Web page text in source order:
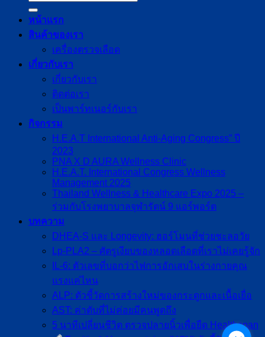
หน้าแรก
สินค้าของเรา
เครื่องตรวจเลือด
เกี่ยวกับเรา
เกี่ยวกับเรา
ติดต่อเรา
เป็นพาร์ทเนอร์กับเรา
กิจกรรม
H.E.A.T International Anti-Aging Congress” ปี
2023
PNA X D AURA Wellness Clinic
H.E.A.T. International Congress Wellness
Management 2025
Thailand Wellness & Healthcare Expo 2025 –
ร่วมกับโรงพยาบาลจุฬารัตน์ 9 แอร์พอร์ต
บทความ
DHEA-S และ Longevity: ฮอร์โมนที่ช่วยชะลอวัย
Lp-PLA2 – ศัตรูเงียบของหลอดเลือดที่เราไม่เคยรู้จัก
IL-6: ตัวเลขที่บอกว่าไฟการอักเสบในร่างกายคุณ
แรงแค่ไหน
ALP: ตัวชี้วัดการสร้างใหม่ของกระดูกและเนื้อเยื่อ
AST: ค่าตับที่ไม่ค่อยมีคนพูดถึง
5 นาทีเปลี่ยนชีวิต ตรวจปลายนิ้วเพื่อยืด Healthspan